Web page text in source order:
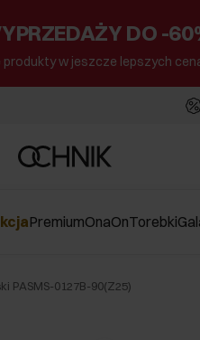
DO -
produkty w jeszcze lepszych
PremiumOnaOnTorebki
PASMS-0127B-90(Z25)